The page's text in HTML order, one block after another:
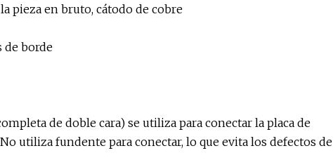
pieza en bruto, cátodo de cobre
de borde
de doble cara) se utiliza para conectar la placa de
utiliza fundente para conectar, lo que evita los defectos de